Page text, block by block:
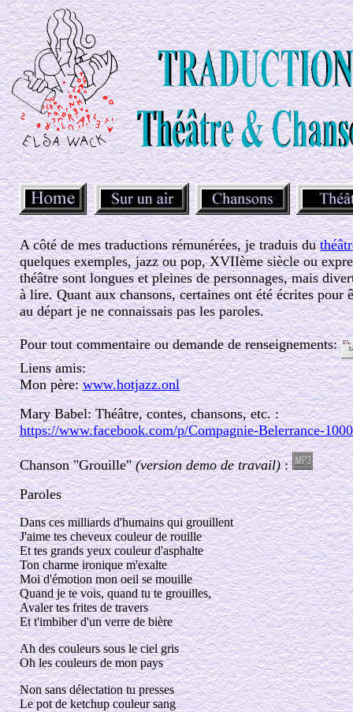
A côté de mes traductions rémunérées, je traduis du
quelques exemples, jazz ou pop, XVIIème siècle ou
théâtre sont longues et pleines de personnages, mais
à lire. Quant aux chansons, certaines ont été écrites pour
au départ je ne connaissais pas les paroles.
Pour tout commentaire ou demande de renseignements:
Liens amis:
Mon père:www.hotjazz.onl
Mary Babel: Théâtre, contes, chansons, etc. :
https://www.facebook.com/p/Compagnie-Belerrance-
Chanson "Grouille"(version demo de travail):
Paroles
Dans ces milliards d'humains qui grouillent
J'aime tes cheveux couleur de rouille
Et tes grands yeux couleur d'asphalte
Ton charme ironique m'exalte
Moi d'émotion mon oeil se mouille
Quand je te vois, quand tu te grouilles,
Avaler tes frites de travers
Et t'imbiber d'un verre de bière
Ah des couleurs sous le ciel gris
Oh les couleurs de mon pays
Non sans délectation tu presses
Le pot de ketchup couleur sang